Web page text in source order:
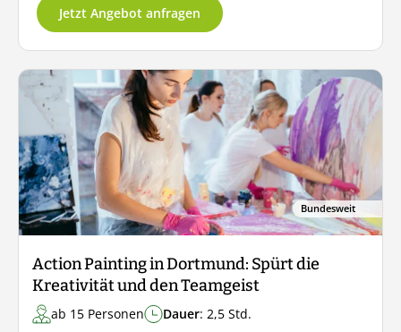
Jetzt Angebot anfragen
Bundesweit
Action Painting in Dortmund: Spürt die
Kreativität und den Teamgeist
ab 15 Personen Dauer: 2,5 Std.